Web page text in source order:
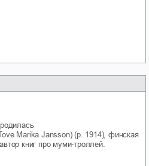
родилась
Marika Jansson) (р. 1914), финская
книг про муми-троллей.